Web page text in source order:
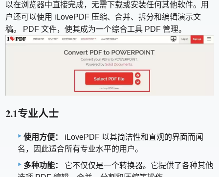
以在浏览器中直接完成，无需下载或安装任何其他软件。用
户还可以使用 iLovePDF 压缩、合并、拆分和编辑演示文
稿。 PDF 文件，使其成为一个综合工具 PDF 管理。
2.1专业人士
使用方便：
iLovePDF 以其简洁性和直观的界面而闻
名，因此适合所有专业水平的用户。
多种功能：
它不仅仅是一个转换器。它提供了各种其他